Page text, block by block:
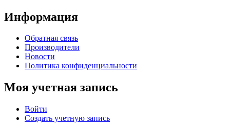
Информация
Обратная связь
Производители
Новости
Политика конфиденциальности
Моя учетная запись
Войти
Создать учетную запись